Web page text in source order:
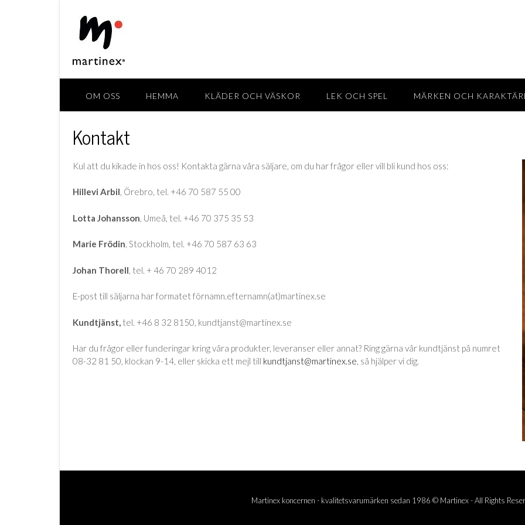
OM OSS HEMMA KLÄDER OCH VÄSKOR LEK OCH SPEL MÄRKEN OCH
Kontakt
Kul att du kikade in hos oss! Kontakta gärna våra säljare, om du har frågor eller vill bli kund hos oss:
Hillevi Arbil, Örebro, tel. +46 70 587 55 00
Lotta Johansson , Umeå, tel. +46 70 375 35 53
Marie Frödin, Stockholm, tel. +46 70 587 63 63
Johan Thorell , tel. + 46 70 289 4012
E-post till säljarna har formatet förnamn.efternamn(at)martinex.se
Kundtjänst, tel. +46 8 32 8150, kundtjanst@martinex.se
Har du frågor eller funderingar kring våra produkter, leveranser eller annat? Ring gärna vår kundtjänst på numret
08-32 81 50, klockan 9-14, eller skicka ett mejl till kundtjanst@martinex.se, så hjälper vi dig.
Martinex koncernen - kvalitetsvarumärken sedan 1986 © Martinex - All Rights